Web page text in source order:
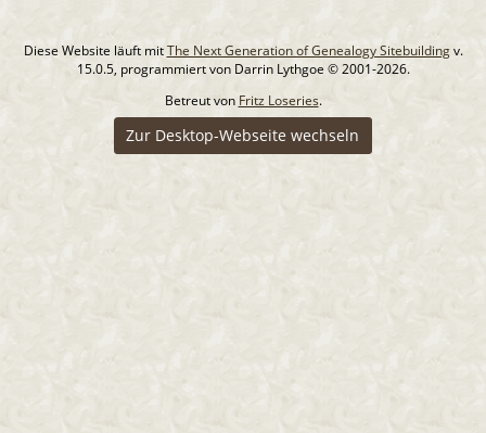
Diese Website läuft mitThe Next Generation of Genealogy Sitebuildingv.
15.0.5, programmiert von Darrin Lythgoe © 2001-2026.
Betreut von Fritz Loseries.
Zur Desktop-Webseite wechseln